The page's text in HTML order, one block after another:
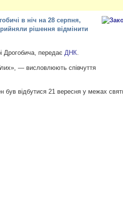
в ніч на 28 серпня,
рішення відмінити
Дрогобича, передаєДНК.
— висловлюють співчуття
відбутися 21 вересня у межах